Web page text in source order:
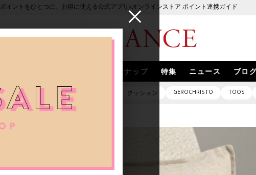
ポイントをひとつに。お得に使える公式アプリ×オンラインストア ポイント連携ガイド
スナップ 特集 ニュース ブログ
ピアス バッグ クッション GEROCHRISTO TOOS